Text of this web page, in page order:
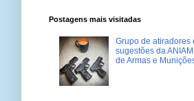
Postagens mais visitadas
Grupo de atiradores
sugestões da
de Armas e